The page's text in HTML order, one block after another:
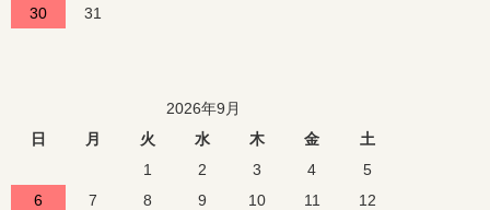
30
31
2026年9月
日
月 火 水 木 金
土
1
2 3 4
5
6
7 8 9 10 11
12